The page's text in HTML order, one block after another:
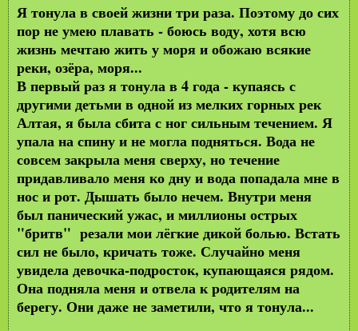
Я тонула в своей жизни три раза. Поэтому до сих
пор не умею плавать - боюсь воду, хотя всю
жизнь мечтаю жить у моря и обожаю всякие
реки, озёра, моря...
В первый раз я тонула в 4 года - купаясь с
другими детьми в одной из мелких горных рек
Алтая, я была сбита с ног сильным течением. Я
упала на спину и не могла подняться. Вода не
совсем закрыла меня сверху, но течение
придавливало меня ко дну и вода попадала мне в
нос и рот. Дышать было нечем. Внутри меня
был панический ужас, и миллионы острых
"бритв" резали мои лёгкие дикой болью. Встать
сил не было, кричать тоже. Случайно меня
увидела девочка-подросток, купающаяся рядом.
Она подняла меня и отвела к родителям на
берегу. Они даже не заметили, что я тонула...